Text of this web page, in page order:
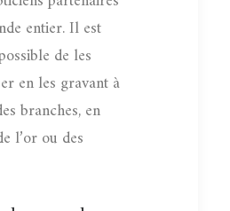
entier. Il est
de les
en les gravant à
branches, en
l’or ou des